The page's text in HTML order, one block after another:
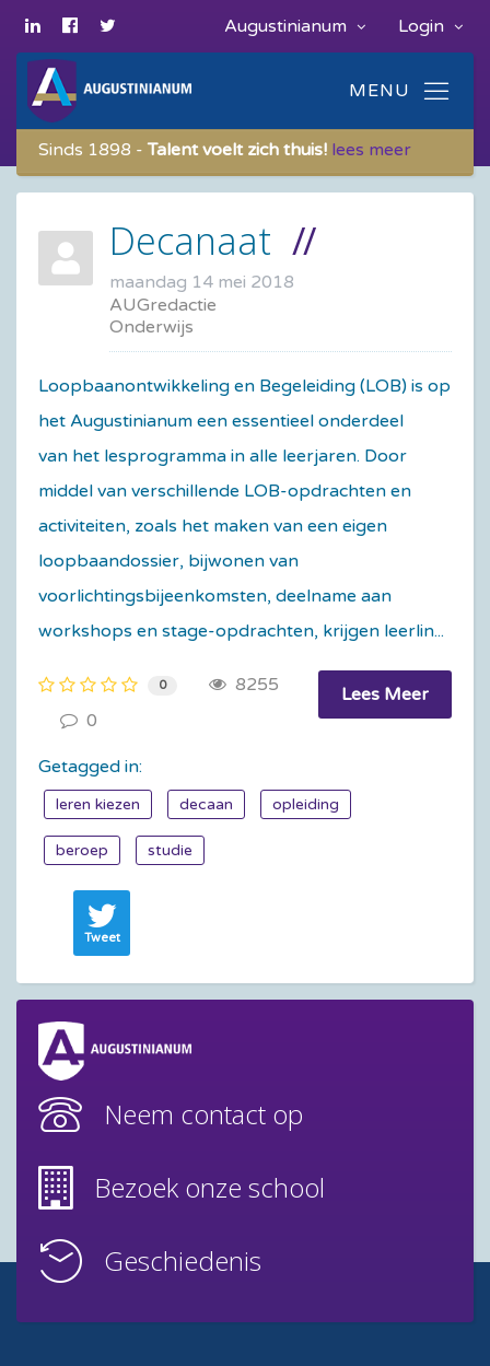
Login
Augustinianum
Sinds 1898 -Talent voelt zich thuis! lees meer
Decanaat
maandag 14 mei 2018
AUGredactie
Onderwijs
Loopbaanontwikkeling en Begeleiding (LOB) is op
het Augustinianum een essentieel onderdeel
van het lesprogramma in alle leerjaren. Door
middel van verschillende LOB-opdrachten en
activiteiten, zoals het maken van een eigen
loopbaandossier, bijwonen van
voorlichtingsbijeenkomsten, deelname aan
workshops en stage-opdrachten, krijgen leerlin...
Lees Meer
0
8255
0
Getagged in:
leren kiezen decaan opleiding
beroep studie
Tweet
Neem contact op
Bezoek onze school
Geschiedenis